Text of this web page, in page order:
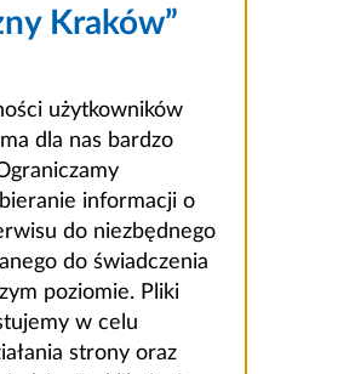
Kraków”
użytkowników
dla nas bardzo
informacji o
do niezbędnego
do świadczenia
poziomie. Pliki
w celu
strony oraz